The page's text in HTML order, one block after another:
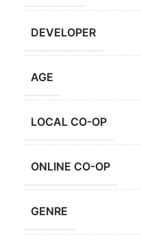
DEVELOPER
AGE
LOCAL CO-OP
ONLINE CO-OP
GENRE